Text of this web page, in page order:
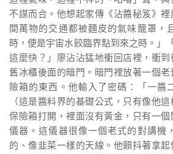
不謀而合。他想起家傳《沾醬秘笈》
間萬物的交通都被麵皮的氣味籠罩，
時，便是宇宙水餃臨界點到來之時。」
這麼快？」廖沾沾猛地衝回店裡，衝
舊冰櫃後面的暗門。暗門裡放著一個
險箱的東西。他輸入了密碼：「一醬
（這是醬料界的基礎公式，只有像他
保險箱打開，裡面沒有黃金，只有一
儀器。這儀器很像一個老式的對講機
的、像韭菜一樣的天線。他顫抖著拿